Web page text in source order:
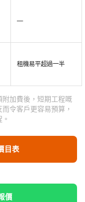
—
租機易平超過一半
加費後，短期工程嘅
令客戶更容易預算，
目表
價